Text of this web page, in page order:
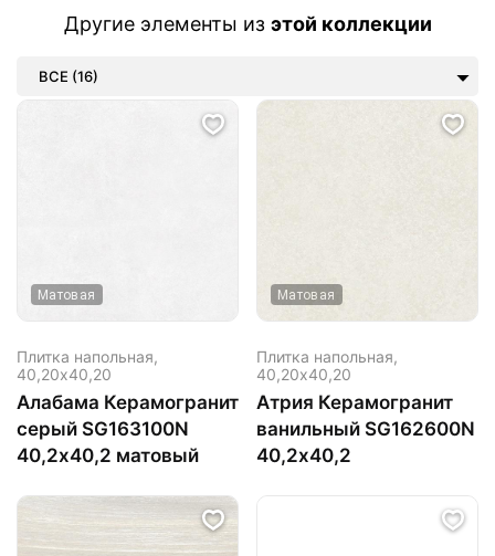
Другие элементы из этой коллекции
ВСЕ (16)
Матовая
Плитка напольная,
40,20х40,20
Алабама Керамогранит
серый SG163100N
40,2х40,2 матовый
Матовая
Плитка напольная,
40,20х40,20
Атрия Керамогранит
ванильный SG162600N
40,2х40,2